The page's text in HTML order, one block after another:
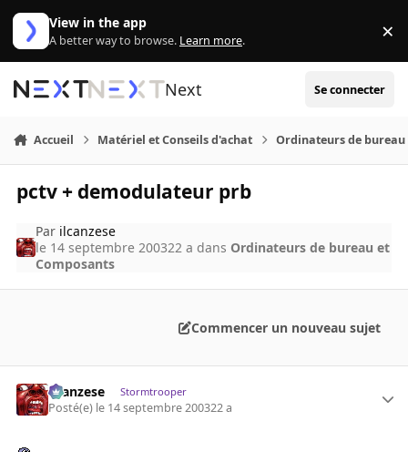
Aller au contenu
View in the app
A better way to browse. Learn more. ×
Next Se connecter
Accueil Matériel et Conseils d'achat Ordinateurs de bureau
pctv + demodulateur prb
Par ilcanzese
le 14 septembre 200322 a dans Ordinateurs de bureau et
Composants
Commencer un nouveau sujet
ilcanzese Stormtrooper
Posté(e) le 14 septembre 200322 a